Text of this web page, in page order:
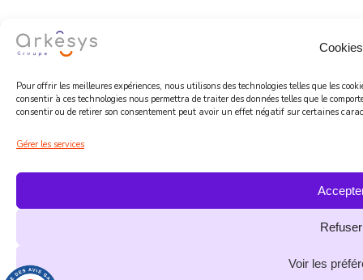
Cookies
Pour offrir les meilleures expériences, nous utilisons des technologies telles que les
consentir à ces technologies nous permettra de traiter des données telles que le
consentir ou de retirer son consentement peut avoir un effet négatif sur certaines
Gérer les services
Refuser
Voir les